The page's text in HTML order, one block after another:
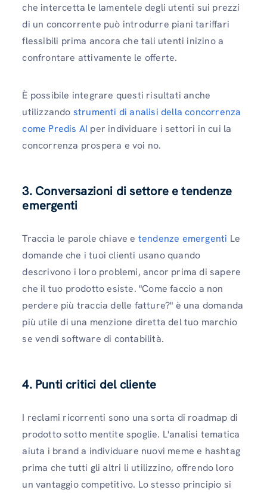
che intercetta le lamentele degli utenti sui prezzi
di un concorrente può introdurre piani tariffari
flessibili prima ancora che tali utenti inizino a
confrontare attivamente le offerte.
È possibile integrare questi risultati anche
utilizzando strumenti di analisi della concorrenza
come Predis AI per individuare i settori in cui la
concorrenza prospera e voi no.
3. Conversazioni di settore e tendenze
emergenti
Traccia le parole chiave e tendenze emergenti Le
domande che i tuoi clienti usano quando
descrivono i loro problemi, ancor prima di sapere
che il tuo prodotto esiste. "Come faccio a non
perdere più traccia delle fatture?" è una domanda
più utile di una menzione diretta del tuo marchio
se vendi software di contabilità.
4. Punti critici del cliente
I reclami ricorrenti sono una sorta di roadmap di
prodotto sotto mentite spoglie. L'analisi tematica
aiuta i brand a individuare nuovi meme e hashtag
prima che tutti gli altri li utilizzino, offrendo loro
un vantaggio competitivo. Lo stesso principio si